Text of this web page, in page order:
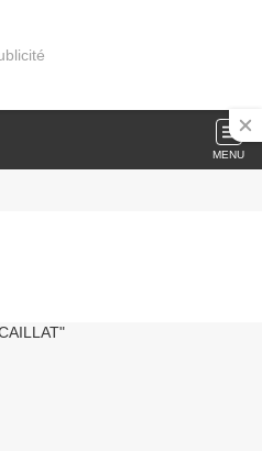
MENU